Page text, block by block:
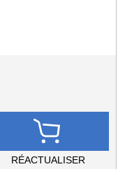
RÉACTUALISER